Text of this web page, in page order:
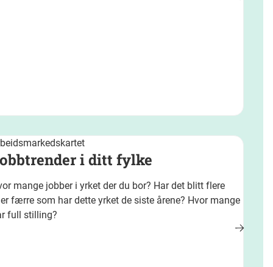
i ditt fylke
mange jobber i yrket der du bor? Har det blitt flere
færre som har dette yrket de siste årene? Hvor mange
full stilling?